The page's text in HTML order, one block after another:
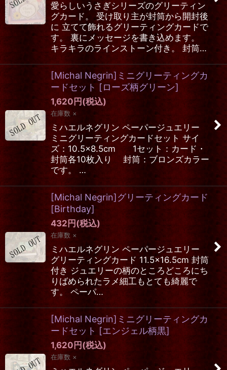
愛らしいうさぎシリーズのグリーティン
グカード。 受け取り主が封筒から開封後
に 立てて飾れるグリーティングカードで
す。 裏にメッセージを書き込めます。
キラキラのラインストーン付き。 封筒…
[Michal Negrin]ミニグリーティングカ
ードセット [ローズ柄グリーン]
1,620 円 (税込)
在庫数 ×
ミハエルネグリン ペーパージュエリー
ミニグリーティングカードセット サイ
ズ：10.5×8.5cm 1セット：カード・
封筒各10枚入り 封筒：ブロンズカラー
です。 …
[Michal Negrin]グリーティングカード
[Birthday]
432 円 (税込)
在庫数 ×
ミハエルネグリン ペーパージュエリー
グリーティングカード 11.5×16.5cm 封筒
付き ジュエリーの柄のところどころにち
りばめられたラメ細工もとても綺麗で
す。 ペーパ…
[Michal Negrin]ミニグリーティングカ
ードセット [エンジェル柄黒]
1,620 円 (税込)
在庫数 ×